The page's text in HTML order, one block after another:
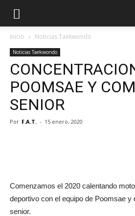
Inicio Noticias Taekwondo
Noticias Taekwondo
POOMSAE Y
SENIOR
Por F.A.T. - 15 enero, 2020
Comenzamos el 2020 calentando
deportivo con el equipo de Poomsae y
senior.